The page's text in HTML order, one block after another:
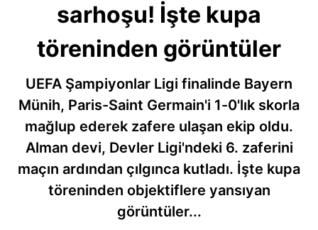
sarhoşu! İşte kupa
töreninden görüntüler
UEFA Şampiyonlar Ligi finalinde Bayern
Münih, Paris-Saint Germain'i 1-0'lık skorla
mağlup ederek zafere ulaşan ekip oldu.
Alman devi, Devler Ligi'ndeki 6. zaferini
maçın ardından çılgınca kutladı. İşte kupa
töreninden objektiflere yansıyan
görüntüler...